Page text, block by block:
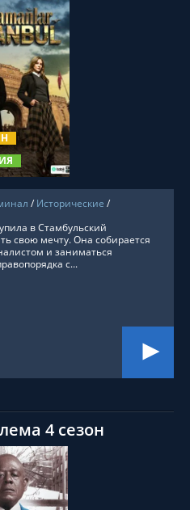
ОНЛАЙН
/ Исторические /
в Стамбульский
свою мечту. Она собирается
и заниматься
с...
4 сезон